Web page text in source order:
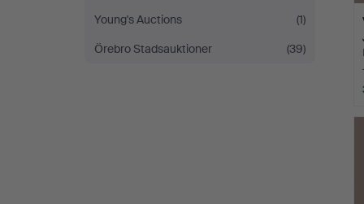
Young's Auctions
(1)
Örebro Stadsauktioner
(39)